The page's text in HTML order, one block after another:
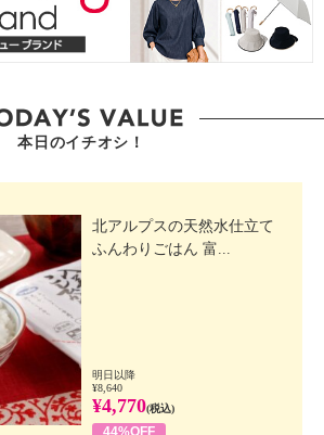
本日のイチオシ！
北アルプスの天然水仕立て
ふんわりごはん 富...
明日以降
¥8,640
¥4,770(税込)
44%OFF